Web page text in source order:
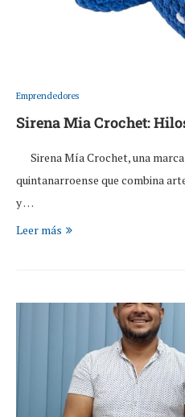
Emprendedores
Sirena Mia Crochet:
Sirena Mía Crochet, una
quintanarroense que combina
y …
Leer más